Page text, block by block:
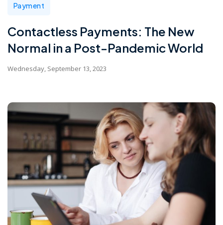
Payment
Contactless Payments: The New
Normal in a Post-Pandemic World
Wednesday, September 13, 2023